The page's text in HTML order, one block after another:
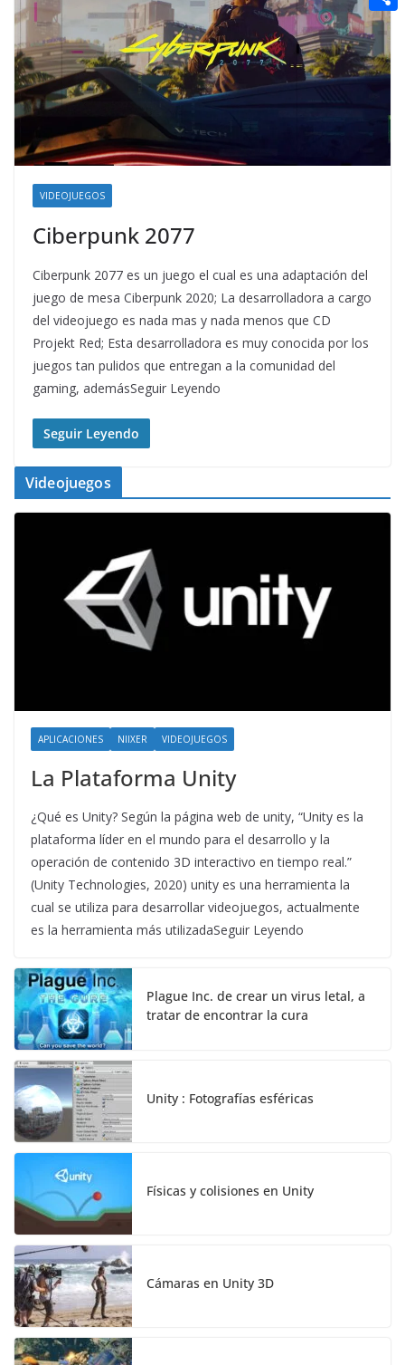
VIDEOJUEGOS
Ciberpunk 2077
Ciberpunk 2077 es un juego el cual es una adaptación del
juego de mesa Ciberpunk 2020; La desarrolladora a cargo
del videojuego es nada mas y nada menos que CD
Projekt Red; Esta desarrolladora es muy conocida por los
juegos tan pulidos que entregan a la comunidad del
gaming, ademásSeguir Leyendo
Seguir Leyendo
Videojuegos
APLICACIONES NIIXER VIDEOJUEGOS
La Plataforma Unity
¿Qué es Unity? Según la página web de unity, “Unity es la
plataforma líder en el mundo para el desarrollo y la
operación de contenido 3D interactivo en tiempo real.”
(Unity Technologies, 2020) unity es una herramienta la
cual se utiliza para desarrollar videojuegos, actualmente
es la herramienta más utilizadaSeguir Leyendo
Plague Inc. de crear un virus letal, a
tratar de encontrar la cura
Unity : Fotografías esféricas
Físicas y colisiones en Unity
Cámaras en Unity 3D
n
g
e
r
e
r
e
r
a
i
l
e
d
d
C
o
m
r